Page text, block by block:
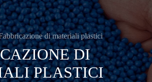
di materiali plastici
DI
PLASTICI